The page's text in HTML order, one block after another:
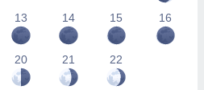
13 14 15 16
20 21 22